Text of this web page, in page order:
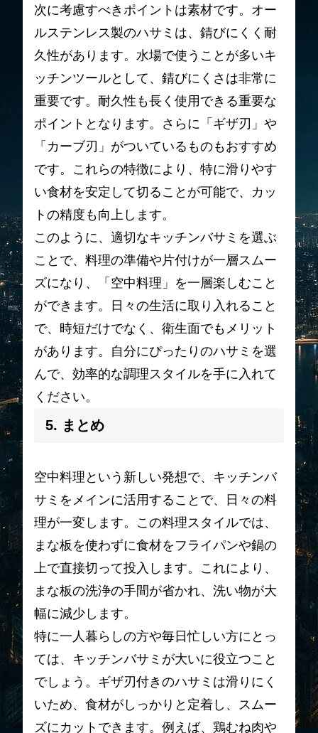
次に考慮すべきポイントは素材です。オー
ルステンレス製のハサミは、錆びにくく耐
久性があります。水場で使うことが多いキ
ッチンツールとして、錆びにくさは非常に
重要です。耐久性も長く使用できる重要な
ポイントとなります。さらに「ギザ刃」や
「カーブ刃」がついているものもおすすめ
です。これらの特徴により、特に滑りやす
い食材を安定して切ることが可能で、カッ
トの精度も向上します。
このように、適切なキッチンバサミを選ぶ
ことで、料理の準備や片付けが一層スムー
ズになり、「空中料理」を一層楽しむこと
ができます。日々の生活に取り入れること
で、時短だけでなく、衛生面でもメリット
があります。自分にぴったりのハサミを選
んで、効率的な調理スタイルを手に入れて
ください。
5. まとめ
空中料理という新しい発想で、キッチンバ
サミをメインに活用することで、日々の料
理が一変します。この料理スタイルでは、
まな板を使わずに食材をフライパンや鍋の
上で直接切って投入します。これにより、
まな板の洗浄の手間が省かれ、洗い物が大
幅に減少します。
特に一人暮らしの方や毎日忙しい方にとっ
ては、キッチンバサミが大いに役立つこと
でしょう。ギザ刃付きのハサミは滑りにく
いため、食材がしっかりと定着し、スムー
ズにカットできます。例えば、鶏むね肉や